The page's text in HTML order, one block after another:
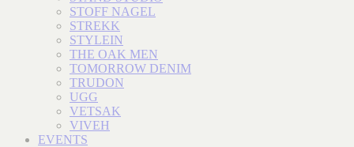
STOFF NAGEL
STREKK
STYLEIN
THE OAK MEN
TOMORROW DENIM
TRUDON
UGG
VETSAK
VIVEH
EVENTS